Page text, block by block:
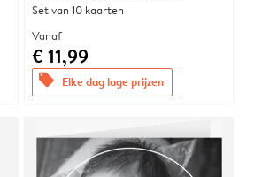
Set van 10 kaarten
Vanaf
€ 11,99
offers Elke dag lage prijzen